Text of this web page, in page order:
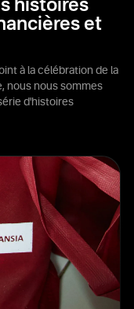
histoires
et
à la célébration de la
nous nous sommes
d'histoires